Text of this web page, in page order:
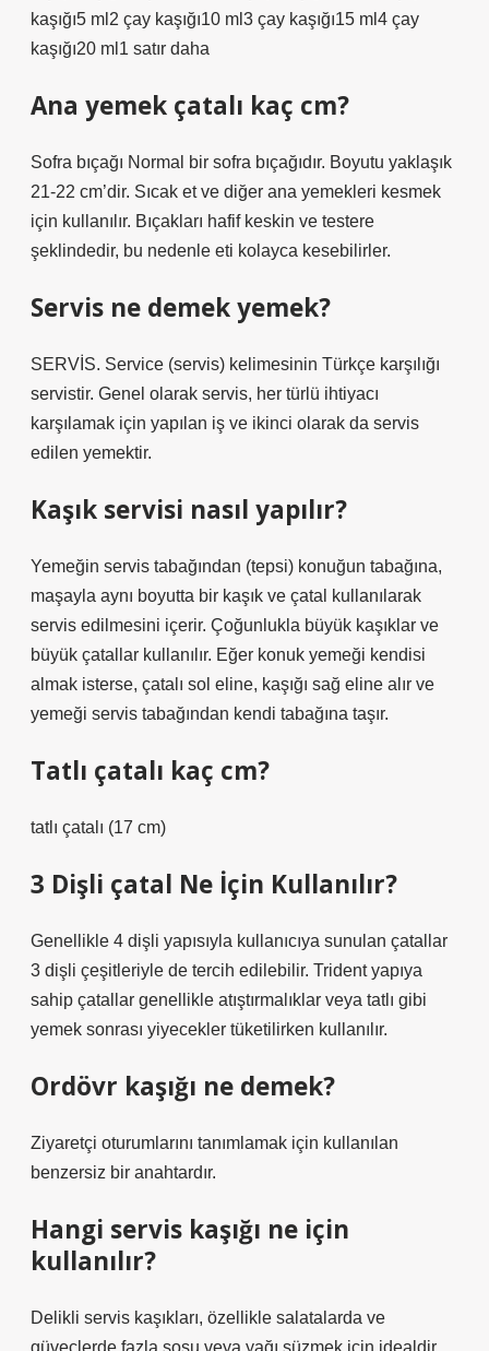
kaşığı5 ml2 çay kaşığı10 ml3 çay kaşığı15 ml4 çay
kaşığı20 ml1 satır daha
Ana yemek çatalı kaç cm?
Sofra bıçağı Normal bir sofra bıçağıdır. Boyutu yaklaşık
21-22 cm’dir. Sıcak et ve diğer ana yemekleri kesmek
için kullanılır. Bıçakları hafif keskin ve testere
şeklindedir, bu nedenle eti kolayca kesebilirler.
Servis ne demek yemek?
SERVİS. Service (servis) kelimesinin Türkçe karşılığı
servistir. Genel olarak servis, her türlü ihtiyacı
karşılamak için yapılan iş ve ikinci olarak da servis
edilen yemektir.
Kaşık servisi nasıl yapılır?
Yemeğin servis tabağından (tepsi) konuğun tabağına,
maşayla aynı boyutta bir kaşık ve çatal kullanılarak
servis edilmesini içerir. Çoğunlukla büyük kaşıklar ve
büyük çatallar kullanılır. Eğer konuk yemeği kendisi
almak isterse, çatalı sol eline, kaşığı sağ eline alır ve
yemeği servis tabağından kendi tabağına taşır.
Tatlı çatalı kaç cm?
tatlı çatalı (17 cm)
3 Dişli çatal Ne İçin Kullanılır?
Genellikle 4 dişli yapısıyla kullanıcıya sunulan çatallar
3 dişli çeşitleriyle de tercih edilebilir. Trident yapıya
sahip çatallar genellikle atıştırmalıklar veya tatlı gibi
yemek sonrası yiyecekler tüketilirken kullanılır.
Ordövr kaşığı ne demek?
Ziyaretçi oturumlarını tanımlamak için kullanılan
benzersiz bir anahtardır.
Hangi servis kaşığı ne için
kullanılır?
Delikli servis kaşıkları, özellikle salatalarda ve
güveçlerde fazla sosu veya yağı süzmek için idealdir.